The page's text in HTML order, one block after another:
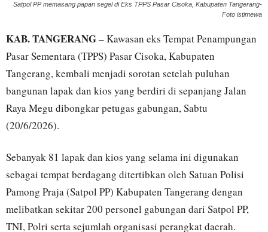
Satpol PP memasang papan segel di Eks TPPS Pasar Cisoka, Kabupaten Tangerang-
Foto istimewa
KAB. TANGERANG– Kawasan eks Tempat Penampungan
Pasar Sementara (TPPS) Pasar Cisoka, Kabupaten
Tangerang, kembali menjadi sorotan setelah puluhan
bangunan lapak dan kios yang berdiri di sepanjang Jalan
Raya Megu dibongkar petugas gabungan, Sabtu
(20/6/2026).
Sebanyak 81 lapak dan kios yang selama ini digunakan
sebagai tempat berdagang ditertibkan oleh Satuan Polisi
Pamong Praja (Satpol PP) Kabupaten Tangerang dengan
melibatkan sekitar 200 personel gabungan dari Satpol PP,
TNI, Polri serta sejumlah organisasi perangkat daerah.